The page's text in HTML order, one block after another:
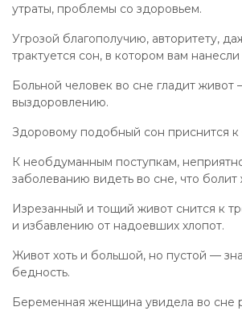
утраты, проблемы со здоровьем.
Угрозой благополучию, авторитету,
трактуется сон, в котором вам
Больной человек во сне гладит живот
выздоровлению.
Здоровому подобный сон приснится к
К необдуманным поступкам,
заболеванию видеть во сне, что болит
Изрезанный и тощий живот снится к
и избавлению от надоевших хлопот.
Живот хоть и большой, но пустой —
бедность.
Беременная женщина увидела во сне